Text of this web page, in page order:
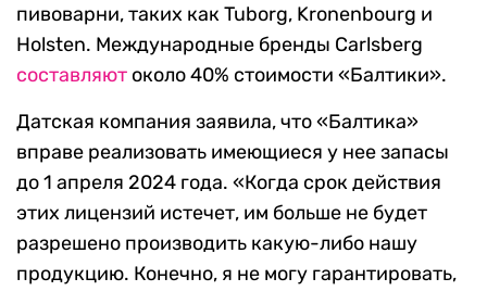
пивоварни, таких как Tuborg, Kronenbourg и
Holsten. Международные бренды Carlsberg
составляют около 40% стоимости «Балтики».
Датская компания заявила, что «Балтика»
вправе реализовать имеющиеся у нее запасы
до 1 апреля 2024 года. «Когда срок действия
этих лицензий истечет, им больше не будет
разрешено производить какую-либо нашу
продукцию. Конечно, я не могу гарантировать,